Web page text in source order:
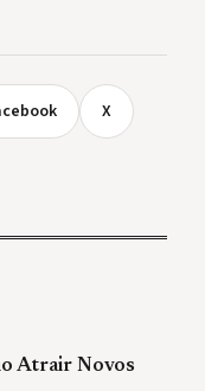
X
Atrair Novos